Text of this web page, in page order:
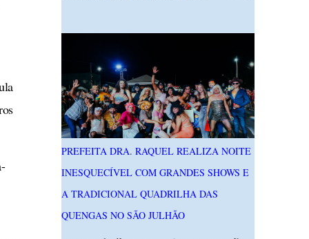
embriagado após um acidente que deixou
uma criança de 11 anos gravemente ferida
na manhã deste sábado (1º), na RN-118,
entre Macau e Pendências. Segundo a Polícia
Militar, dois carros que seguiam em sentidos
opostos bateram de frente. Um dos
condutores apresentava sinais de
embriaguez, foi levado ao Hospital Regional
Tarcísio Maia, em Mossoró, e autuado em
flagrante. O exame pericial para confirmar a
presença de álcool no organismo está em
PREFEITA DRA. RAQUEL REALIZA NOITE
INESQUECÍVEL COM GRANDES SHOWS E
A TRADICIONAL QUADRILHA DAS
QUENGAS NO SÃO JULHÃO